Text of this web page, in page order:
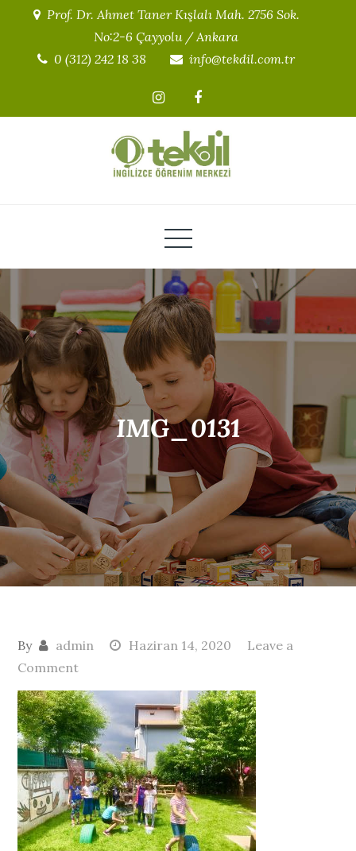
content
Prof. Dr. Ahmet Taner Kışlalı Mah. 2756 Sok.
No:2-6 Çayyolu / Ankara
0 (312) 242 18 38
info@tekdil.com.tr
İngilizce Yaz Okulu / Kış Kampı
IMG_0131
By admin Haziran 14, 2020
Leave a
Commenton
IMG_0131